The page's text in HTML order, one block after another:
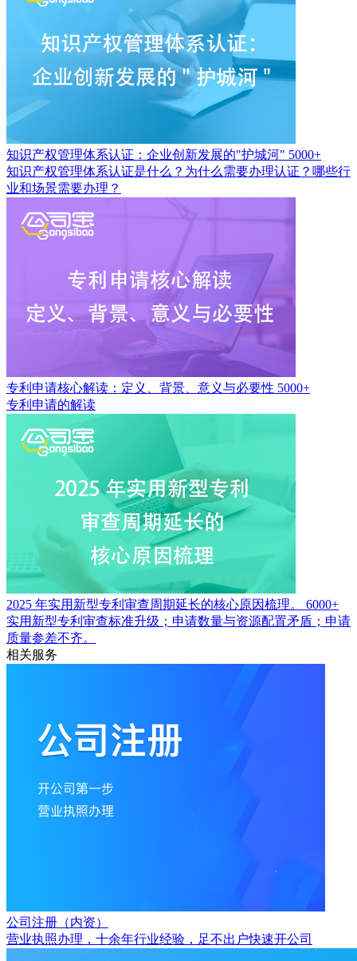
知识产权管理体系认证：企业创新发展的"护城河" 5000+
知识产权管理体系认证是什么？为什么需要办理认证？哪些行
业和场景需要办理？
专利申请核心解读：定义、背景、意义与必要性 5000+
专利申请的解读
2025 年实用新型专利审查周期延长的核心原因梳理。
6000+
实用新型专利审查标准升级；申请数量与资源配置矛盾；申请
质量参差不齐。
相关服务
公司注册（内资）
营业执照办理，十余年行业经验，足不出户快速开公司